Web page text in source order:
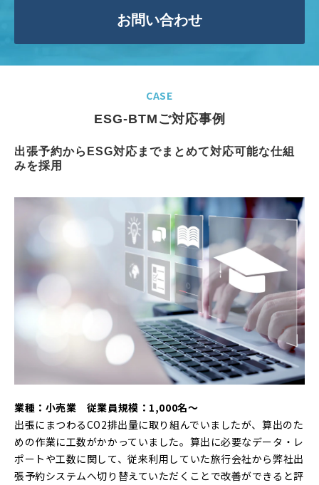
お問い合わせ
CASE
ESG-BTMご対応事例
出張予約からESG対応までまとめて対応可能な仕組
みを採用
業種：小売業 従業員規模：1,000名～
出張にまつわるCO2排出量に取り組んでいましたが、算出のた
めの作業に工数がかかっていました。算出に必要なデータ・レ
ポートや工数に関して、従来利用していた旅行会社から弊社出
張予約システムへ切り替えていただくことで改善ができると評